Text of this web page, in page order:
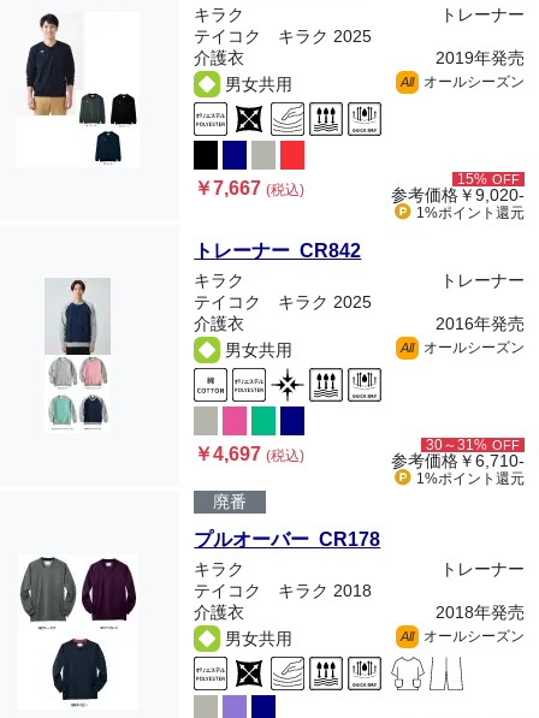
キラク
トレーナー
テイコク キラク 2025
介護衣
2019年発売
男女共用
All オールシーズン
￥7,667(税込)
15% OFF
参考価格￥9,020-
1%ポイント 還元
トレーナー CR842
キラク
トレーナー
テイコク キラク 2025
介護衣
2016年発売
男女共用
All オールシーズン
￥4,697(税込)
30～31% OFF
参考価格￥6,710-
1%ポイント 還元
廃番
プルオーバー CR178
キラク
トレーナー
テイコク キラク 2018
介護衣
2018年発売
男女共用
All オールシーズン